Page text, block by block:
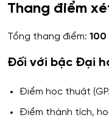
Thang điểm
Tổng thang điểm: 100
Đối với bậc Đại
Điểm học thuật
Điểm thành tích,